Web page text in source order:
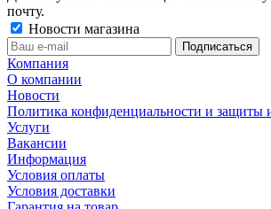
почту.
Новости магазина
Компания
О компании
Новости
Политика конфиденциальности и защиты
Услуги
Вакансии
Информация
Условия оплаты
Условия доставки